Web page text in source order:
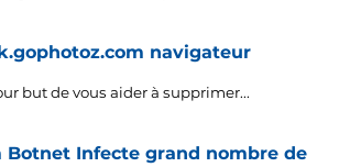
navigateur
but de vous aider à supprimer...
Botnet Infecte grand nombre de